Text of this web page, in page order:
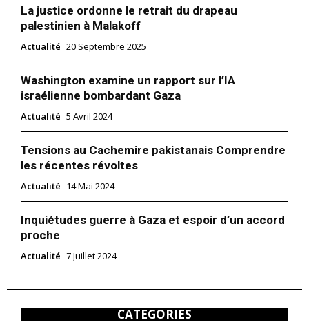
La justice ordonne le retrait du drapeau
palestinien à Malakoff
Actualité 20 Septembre 2025
Washington examine un rapport sur l’IA
israélienne bombardant Gaza
Actualité 5 Avril 2024
Tensions au Cachemire pakistanais Comprendre
les récentes révoltes
Actualité 14 Mai 2024
Inquiétudes guerre à Gaza et espoir d’un accord
proche
Actualité 7 Juillet 2024
CATEGORIES